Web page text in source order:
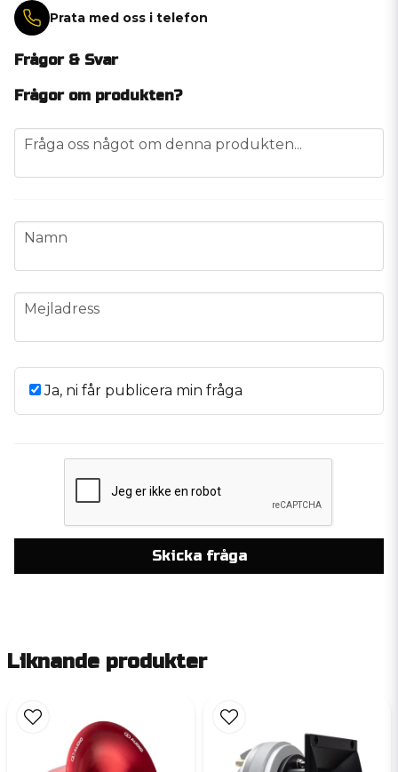
Prata med oss i telefon
Frågor & Svar
Frågor om produkten?
question
Fråga oss något om denna produkten...
name
Namn
email
Mejladress
Ja, ni får publicera min fråga
Skicka fråga
Liknande produkter